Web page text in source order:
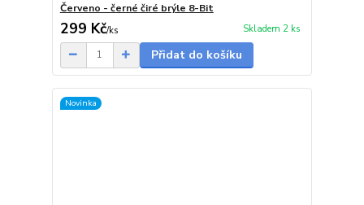
Červeno - černé čiré brýle 8-Bit
299 Kč/ks Skladem 2 ks
Přidat do košíku
Novinka